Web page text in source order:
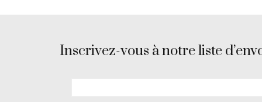
Inscrivez-vous à notre liste